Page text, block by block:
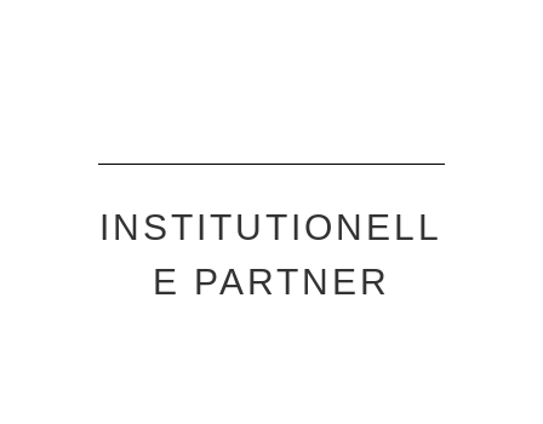
INSTITUTIONELL
E PARTNER